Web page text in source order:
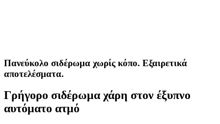
Πανεύκολο σιδέρωμα χωρίς κόπο. Εξαιρετικά
αποτελέσματα.
Γρήγορο σιδέρωμα χάρη στον έξυπνο
αυτόματο ατμό